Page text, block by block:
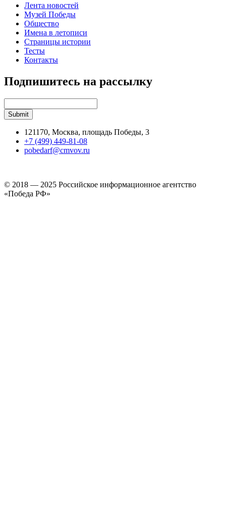
Лента новостей
Музей Победы
Общество
Имена в летописи
Страницы истории
Тесты
Контакты
Подпишитесь на рассылку
121170, Москва, площадь Победы, 3
+7 (499) 449-81-08
pobedarf@cmvov.ru
© 2018 — 2025 Российское информационное агентство
«Победа РФ»